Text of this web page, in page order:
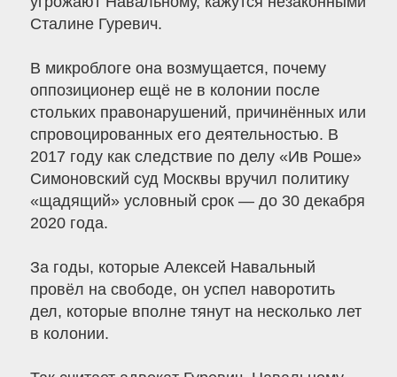
Сталине Гуревич.
В микроблоге она возмущается, почему
оппозиционер ещё не в колонии после
стольких правонарушений, причинённых или
спровоцированных его деятельностью. В
2017 году как следствие по делу «Ив Роше»
Симоновский суд Москвы вручил политику
«щадящий» условный срок — до 30 декабря
2020 года.
За годы, которые Алексей Навальный
провёл на свободе, он успел наворотить
дел, которые вполне тянут на несколько лет
в колонии.